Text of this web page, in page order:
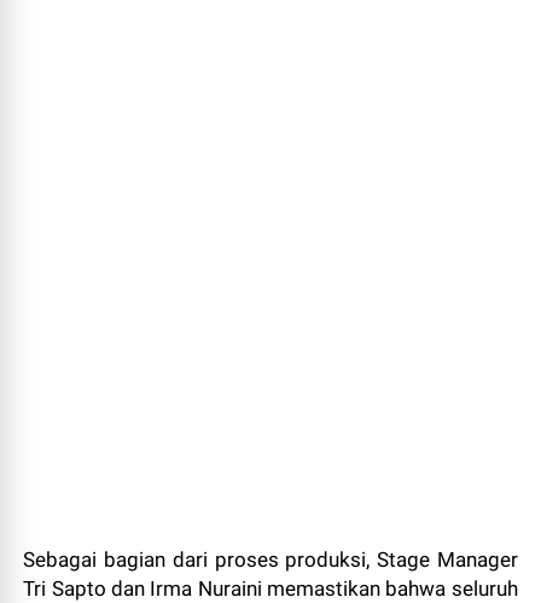
Sebagai bagian dari proses produksi, Stage Manager
Tri Sapto dan Irma Nuraini memastikan bahwa seluruh